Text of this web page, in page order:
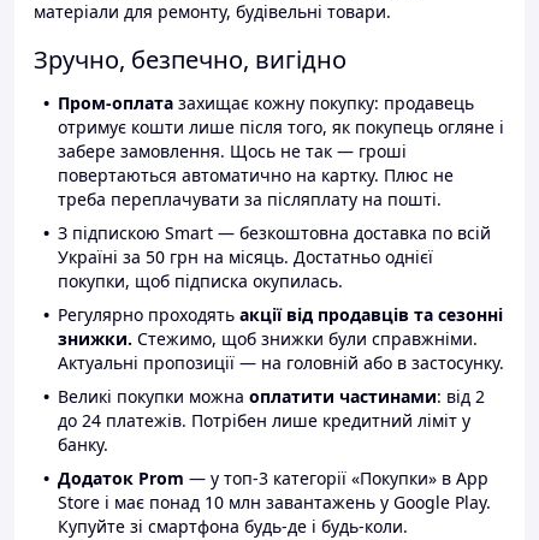
матеріали для ремонту, будівельні товари.
Зручно, безпечно, вигідно
Пром-оплата захищає кожну покупку: продавець
отримує кошти лише після того, як покупець огляне і
забере замовлення. Щось не так — гроші
повертаються автоматично на картку. Плюс не
треба переплачувати за післяплату на пошті.
З підпискою Smart — безкоштовна доставка по всій
Україні за 50 грн на місяць. Достатньо однієї
покупки, щоб підписка окупилась.
Регулярно проходять акції від продавців та сезонні
знижки. Стежимо, щоб знижки були справжніми.
Актуальні пропозиції — на головній або в застосунку.
Великі покупки можна оплатити частинами: від 2
до 24 платежів. Потрібен лише кредитний ліміт у
банку.
Додаток Prom — у топ-3 категорії «Покупки» в App
Store і має понад 10 млн завантажень у Google Play.
Купуйте зі смартфона будь-де і будь-коли.